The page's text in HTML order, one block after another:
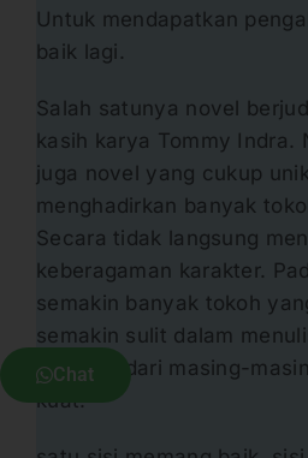
Untuk mendapatkan
baik lagi.
Salah satunya novel
kasih karya Tommy Indra.
juga novel yang cukup
menghadirkan banyak
Secara tidak langsung
keberagaman karakter.
semakin banyak tokoh
semakin sulit dalam
karakter dari masing-
kuat.
Chat